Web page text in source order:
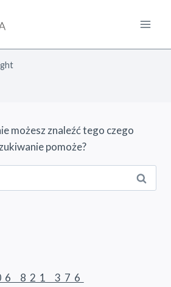
możesz znaleźć tego czego
pomoże?
821 376